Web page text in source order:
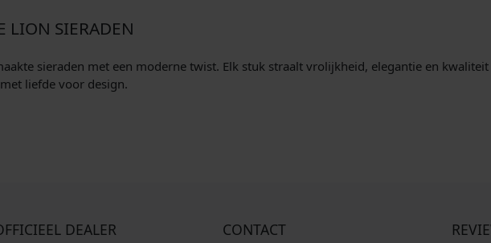
LION SIERADEN
sieraden met een moderne twist. Elk stuk straalt vrolijkheid, elegantie en
liefde voor design.
DEALER CONTACT